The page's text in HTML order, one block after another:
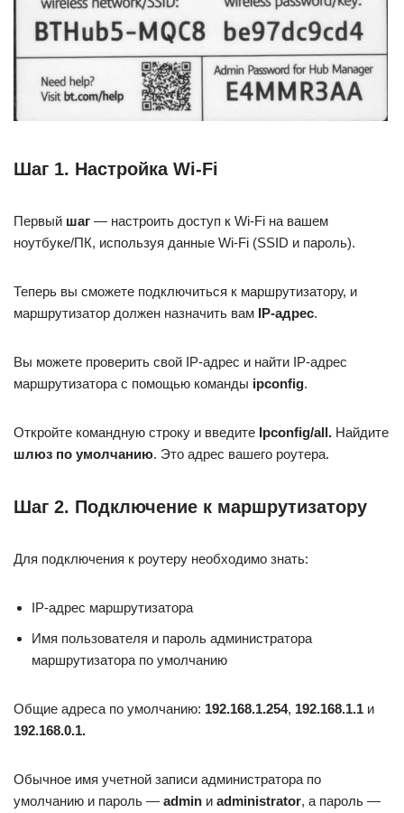
Шаг 1. Настройка Wi-Fi
Первый шаг — настроить доступ к Wi-Fi на вашем
ноутбуке/ПК, используя данные Wi-Fi (SSID и пароль).
Теперь вы сможете подключиться к маршрутизатору, и
маршрутизатор должен назначить вам IP-адрес.
Вы можете проверить свой IP-адрес и найти IP-адрес
маршрутизатора с помощью команды ipconfig.
Откройте командную строку и введите Ipconfig/all. Найдите
шлюз по умолчанию. Это адрес вашего роутера.
Шаг 2. Подключение к маршрутизатору
Для подключения к роутеру необходимо знать:
IP-адрес маршрутизатора
Имя пользователя и пароль администратора
маршрутизатора по умолчанию
Общие адреса по умолчанию: 192.168.1.254, 192.168.1.1 и
192.168.0.1.
Обычное имя учетной записи администратора по
умолчанию и пароль — admin и administrator, а пароль —